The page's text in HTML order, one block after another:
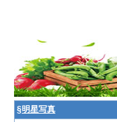
§明星写真